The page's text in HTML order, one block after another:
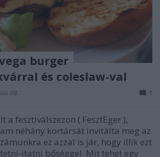
burger
és coleslaw-val
08. 1
a fesztiválszezon ( FesztEger ),
néhány kortársát invitálta meg az
ez azzal is jár, hogy illik ezt
itatni bőséggel. Mit tehet egy